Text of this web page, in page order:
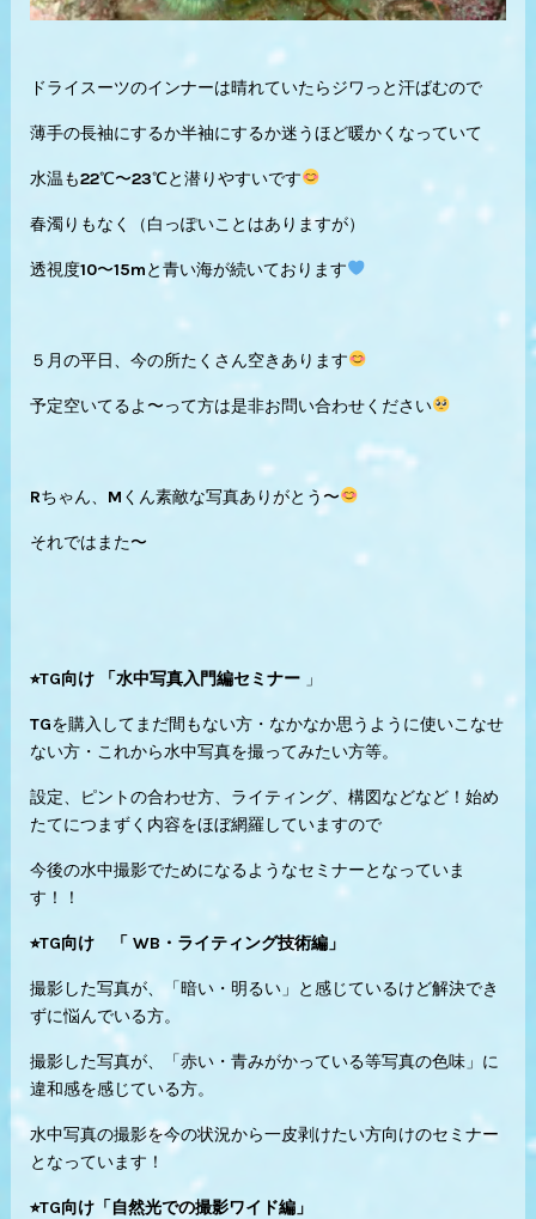
ドライスーツのインナーは晴れていたらジワっと汗ばむので
薄手の長袖にするか半袖にするか迷うほど暖かくなっていて
水温も22℃〜23℃と潜りやすいです
春濁りもなく（白っぽいことはありますが）
透視度10〜15mと青い海が続いております
５月の平日、今の所たくさん空きあります
予定空いてるよ〜って方は是非お問い合わせください
Rちゃん、Mくん素敵な写真ありがとう〜
それではまた〜
⭐︎TG向け 「水中写真入門編セミナー」
TGを購入してまだ間もない方・なかなか思うように使いこなせ
ない方・これから水中写真を撮ってみたい方等。
設定、ピントの合わせ方、ライティング、構図などなど！始め
たてにつまずく内容をほぼ網羅していますので
今後の水中撮影でためになるようなセミナーとなっていま
す！！
⭐︎TG向け 「 WB・ライティング技術編」
撮影した写真が、「暗い・明るい」と感じているけど解決でき
ずに悩んでいる方。
撮影した写真が、「赤い・青みがかっている等写真の色味」に
違和感を感じている方。
水中写真の撮影を今の状況から一皮剥けたい方向けのセミナー
となっています！
⭐︎TG向け「自然光での撮影ワイド編」